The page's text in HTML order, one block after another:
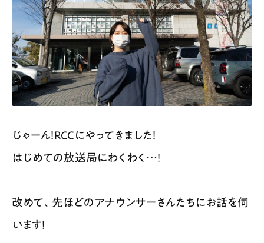
じゃーん！RCCにやってきました！
はじめての放送局にわくわく…！
改めて、先ほどのアナウンサーさんたちにお話を伺
います！